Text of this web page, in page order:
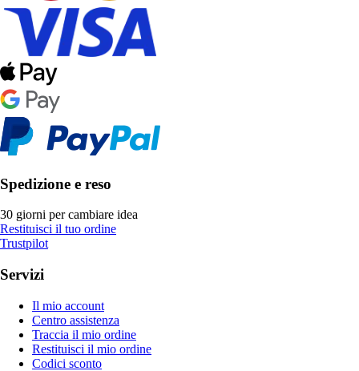
Spedizione e reso
30 giorni per cambiare idea
Restituisci il tuo ordine
Trustpilot
Servizi
Il mio account
Centro assistenza
Traccia il mio ordine
Restituisci il mio ordine
Codici sconto